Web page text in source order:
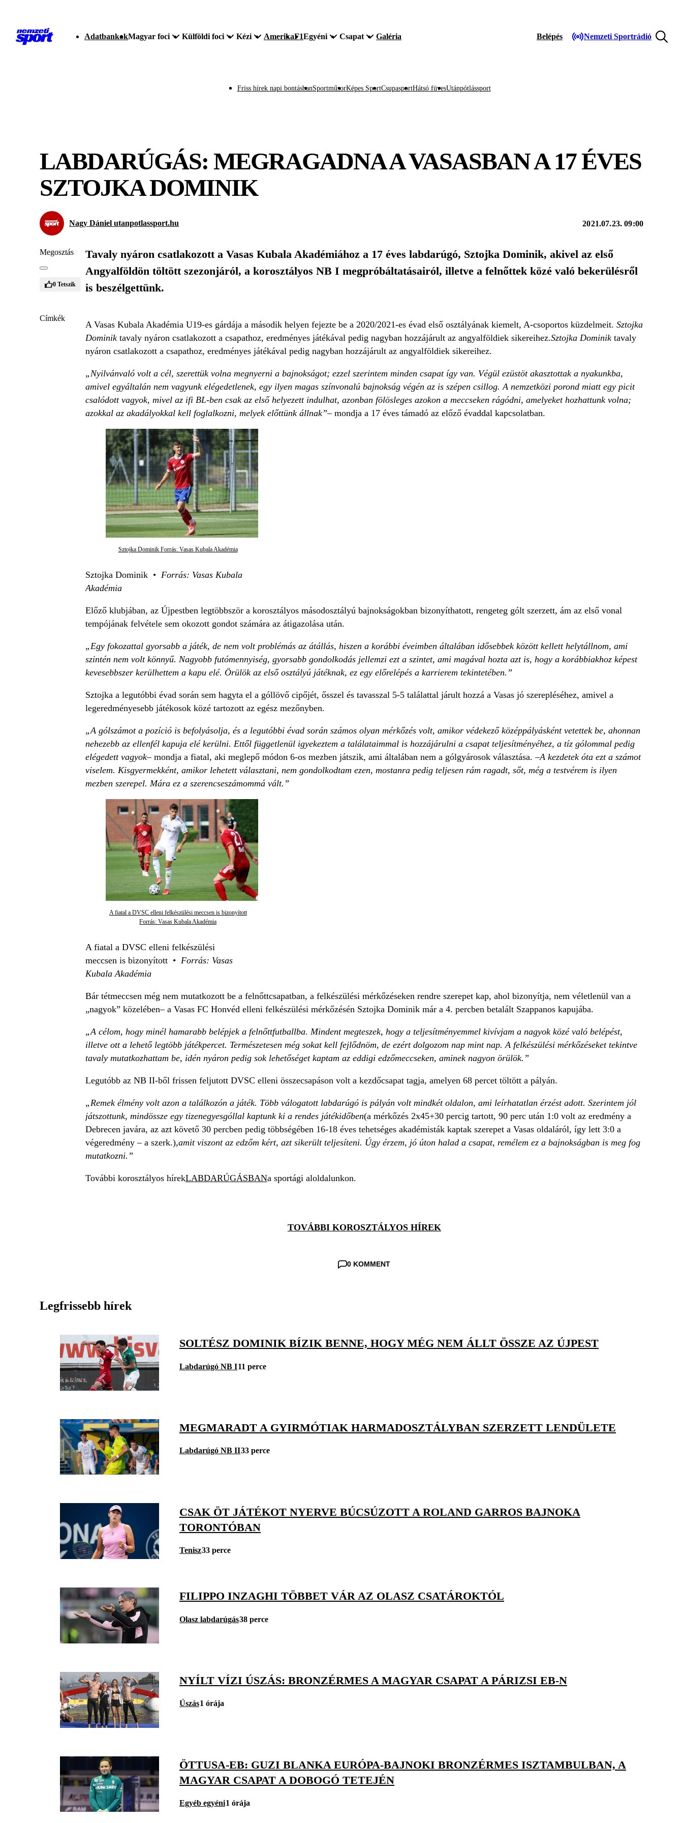
AdatbankokMagyar foci Külföldi foci Kézi AmerikaF1Egyéni Csapat Galéria Belépés Nemzeti Sportrádió
Friss hírek napi bontásbanSportműsorKépes SportCsupasportHátsó füvesUtánpótlássport
LABDARÚGÁS: MEGRAGADNA A VASASBAN A 17 ÉVES
SZTOJKA DOMINIK
Nagy Dániel utanpotlassport.hu 2021.07.23. 09:00
Megosztás
0 Tetszik
Címkék
Tavaly nyáron csatlakozott a Vasas Kubala Akadémiához a 17 éves labdarúgó, Sztojka Dominik, akivel az első
Angyalföldön töltött szezonjáról, a korosztályos NB I megpróbáltatásairól, illetve a felnőttek közé való bekerülésről
is beszélgettünk.
A Vasas Kubala Akadémia U19-es gárdája a második helyen fejezte be a 2020/2021-es évad első osztályának kiemelt, A-csoportos küzdelmeit. Sztojka
Dominiktavaly nyáron csatlakozott a csapathoz, eredményes játékával pedig nagyban hozzájárult az angyalföldiek sikereihez.Sztojka Dominiktavaly
nyáron csatlakozott a csapathoz, eredményes játékával pedig nagyban hozzájárult az angyalföldiek sikereihez.
„Nyilvánvaló volt a cél, szerettük volna megnyerni a bajnokságot; ezzel szerintem minden csapat így van. Végül ezüstöt akasztottak a nyakunkba,
amivel egyáltalán nem vagyunk elégedetlenek, egy ilyen magas színvonalú bajnokság végén az is szépen csillog. A nemzetközi porond miatt egy picit
csalódott vagyok, mivel az ifi BL-ben csak az első helyezett indulhat, azonban fölösleges azokon a meccseken rágódni, amelyeket hozhattunk volna;
azokkal az akadályokkal kell foglalkozni, melyek előttünk állnak”– mondja a 17 éves támadó az előző évaddal kapcsolatban.
Sztojka Dominik Forrás: Vasas Kubala Akadémia
Sztojka Dominik • Forrás: Vasas Kubala
Akadémia
Előző klubjában, az Újpestben legtöbbször a korosztályos másodosztályú bajnokságokban bizonyíthatott, rengeteg gólt szerzett, ám az első vonal
tempójának felvétele sem okozott gondot számára az átigazolása után.
„Egy fokozattal gyorsabb a játék, de nem volt problémás az átállás, hiszen a korábbi éveimben általában idősebbek között kellett helytállnom, ami
szintén nem volt könnyű. Nagyobb futómennyiség, gyorsabb gondolkodás jellemzi ezt a szintet, ami magával hozta azt is, hogy a korábbiakhoz képest
kevesebbszer kerülhettem a kapu elé. Örülök az első osztályú játéknak, ez egy előrelépés a karrierem tekintetében.”
Sztojka a legutóbbi évad során sem hagyta el a góllövő cipőjét, ősszel és tavasszal 5-5 találattal járult hozzá a Vasas jó szerepléséhez, amivel a
legeredményesebb játékosok közé tartozott az egész mezőnyben.
„A gólszámot a pozíció is befolyásolja, és a legutóbbi évad során számos olyan mérkőzés volt, amikor védekező középpályásként vetettek be, ahonnan
nehezebb az ellenfél kapuja elé kerülni. Ettől függetlenül igyekeztem a találataimmal is hozzájárulni a csapat teljesítményéhez, a tíz gólommal pedig
elégedett vagyok– mondja a fiatal, aki meglepő módon 6-os mezben játszik, ami általában nem a gólgyárosok választása. –A kezdetek óta ezt a számot
viselem. Kisgyermekként, amikor lehetett választani, nem gondolkodtam ezen, mostanra pedig teljesen rám ragadt, sőt, még a testvérem is ilyen
mezben szerepel. Mára ez a szerencseszámommá vált.”
A fiatal a DVSC elleni felkészülési meccsen is bizonyított
Forrás: Vasas Kubala Akadémia
A fiatal a DVSC elleni felkészülési
meccsen is bizonyított • Forrás: Vasas
Kubala Akadémia
Bár tétmeccsen még nem mutatkozott be a felnőttcsapatban, a felkészülési mérkőzéseken rendre szerepet kap, ahol bizonyítja, nem véletlenül van a
„nagyok” közelében– a Vasas FC Honvéd elleni felkészülési mérkőzésén Sztojka Dominik már a 4. percben betalált Szappanos kapujába.
„A célom, hogy minél hamarabb belépjek a felnőttfutballba. Mindent megteszek, hogy a teljesítményemmel kivívjam a nagyok közé való belépést,
illetve ott a lehető legtöbb játékpercet. Természetesen még sokat kell fejlődnöm, de ezért dolgozom nap mint nap. A felkészülési mérkőzéseket tekintve
tavaly mutatkozhattam be, idén nyáron pedig sok lehetőséget kaptam az eddigi edzőmeccseken, aminek nagyon örülök.”
Legutóbb az NB II-ből frissen feljutott DVSC elleni összecsapáson volt a kezdőcsapat tagja, amelyen 68 percet töltött a pályán.
„Remek élmény volt azon a találkozón a játék. Több válogatott labdarúgó is pályán volt mindkét oldalon, ami leírhatatlan érzést adott. Szerintem jól
játszottunk, mindössze egy tizenegyesgóllal kaptunk ki a rendes játékidőben(a mérkőzés 2x45+30 percig tartott, 90 perc után 1:0 volt az eredmény a
Debrecen javára, az azt követő 30 percben pedig többségében 16-18 éves tehetséges akadémisták kaptak szerepet a Vasas oldaláról, így lett 3:0 a
végeredmény – a szerk.),amit viszont az edzőm kért, azt sikerült teljesíteni. Úgy érzem, jó úton halad a csapat, remélem ez a bajnokságban is meg fog
mutatkozni.”
További korosztályos hírekLABDARÚGÁSBANa sportági aloldalunkon.
TOVÁBBI KOROSZTÁLYOS HÍREK
0 KOMMENT
Legfrissebb hírek
SOLTÉSZ DOMINIK BÍZIK BENNE, HOGY MÉG NEM ÁLLT ÖSSZE AZ ÚJPEST
Labdarúgó NB I11 perce
MEGMARADT A GYIRMÓTIAK HARMADOSZTÁLYBAN SZERZETT LENDÜLETE
Labdarúgó NB II33 perce
CSAK ÖT JÁTÉKOT NYERVE BÚCSÚZOTT A ROLAND GARROS BAJNOKA
TORONTÓBAN
Tenisz33 perce
FILIPPO INZAGHI TÖBBET VÁR AZ OLASZ CSATÁROKTÓL
Olasz labdarúgás38 perce
NYÍLT VÍZI ÚSZÁS: BRONZÉRMES A MAGYAR CSAPAT A PÁRIZSI EB-N
Úszás1 órája
ÖTTUSA-EB: GUZI BLANKA EURÓPA-BAJNOKI BRONZÉRMES ISZTAMBULBAN, A
MAGYAR CSAPAT A DOBOGÓ TETEJÉN
Egyéb egyéni1 órája